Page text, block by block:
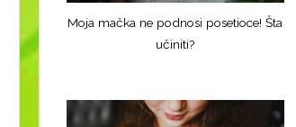
Moja mačka ne podnosi posetioce! Šta
učiniti?